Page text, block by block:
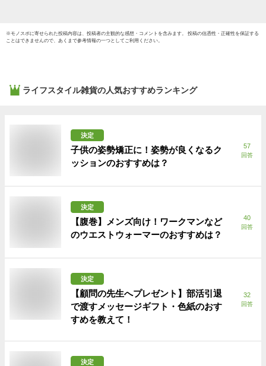
※モノスポに寄せられた投稿内容は、投稿者の主観的な感想・コメントを含みます。 投稿の信憑性・正確性を保証する
ことはできませんので、あくまで参考情報の一つとしてご利用ください。
ライフスタイル雑貨の人気おすすめランキング
決定
子供の姿勢矯正に！姿勢が良くなるク
ッションのおすすめは？
57
回答
決定
【腹巻】メンズ向け！ワークマンなど
のウエストウォーマーのおすすめは？
40
回答
決定
【顧問の先生へプレゼント】部活引退
で渡すメッセージギフト・色紙のおす
すめを教えて！
32
回答
決定